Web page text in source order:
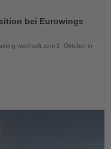
bei Eurowings
wechselt zum 1. Oktober in